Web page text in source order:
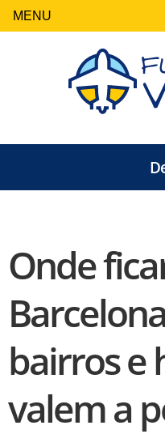
MENU
Onde
bairros e
valem a